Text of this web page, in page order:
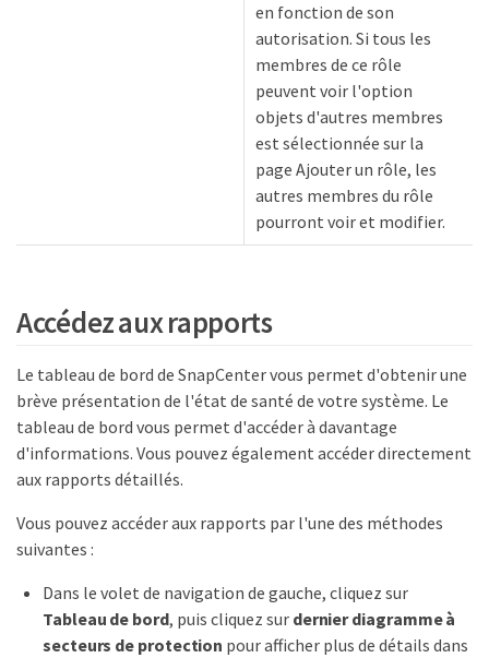
en fonction de son
autorisation. Si tous les
membres de ce rôle
peuvent voir l'option
objets d'autres membres
est sélectionnée sur la
page Ajouter un rôle, les
autres membres du rôle
pourront voir et modifier.
Accédez aux rapports
Le tableau de bord de SnapCenter vous permet d'obtenir une
brève présentation de l'état de santé de votre système. Le
tableau de bord vous permet d'accéder à davantage
d'informations. Vous pouvez également accéder directement
aux rapports détaillés.
Vous pouvez accéder aux rapports par l'une des méthodes
suivantes :
Dans le volet de navigation de gauche, cliquez sur
Tableau de bord, puis cliquez sur dernier diagramme à
secteurs de protection pour afficher plus de détails dans